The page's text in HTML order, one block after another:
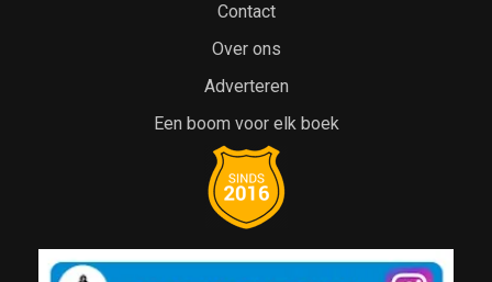
Contact
Over ons
Adverteren
Een boom voor elk boek